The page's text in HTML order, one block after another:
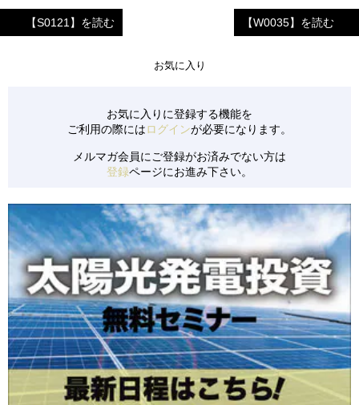
【S0171】 山口県宇部市/低圧/18円
【S0166】 青森県東津軽郡/低圧/18円
【S0168】 栃木県佐野市/低圧/18円
【S0169】 福岡県朝倉市/低圧/32円
【S0152】 千葉県旭市/低圧/24円
【S0153】 千葉県旭市/低圧/24円
【S0154】 山梨県南都留郡/低圧/36円
【S0155】 群馬県安中市/低圧/21円
【S0157】 茨城県かすみがうら市/低圧/36円
【S0158】 北海道白糠町/低圧/24円
【S0121】を読む 【W0035】を読む
お気に入り
お気に入りに登録する機能を
ご利用の際にはログインが必要になります。
メルマガ会員にご登録がお済みでない方は
登録ページにお進み下さい。